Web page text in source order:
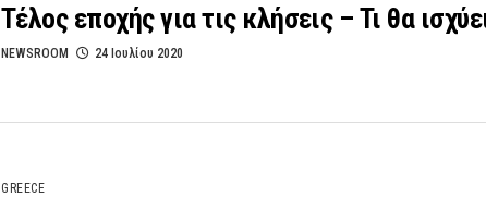
Τέλος εποχής για τις κλήσεις – Τι θα
NEWSROOM 24 Ιουλίου 2020
GREECE